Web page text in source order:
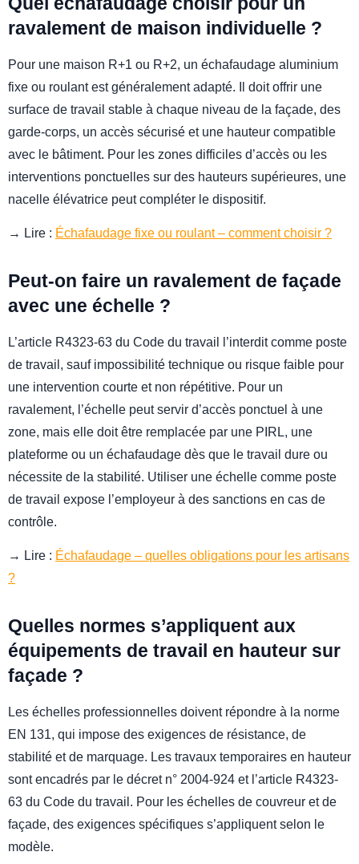
ravalement de maison individuelle ?
Pour une maison R+1 ou R+2, un échafaudage aluminium
fixe ou roulant est généralement adapté. Il doit offrir une
surface de travail stable à chaque niveau de la façade, des
garde-corps, un accès sécurisé et une hauteur compatible
avec le bâtiment. Pour les zones difficiles d’accès ou les
interventions ponctuelles sur des hauteurs supérieures, une
nacelle élévatrice peut compléter le dispositif.
→ Lire : Échafaudage fixe ou roulant – comment choisir ?
Peut-on faire un ravalement de façade
avec une échelle ?
L’article R4323-63 du Code du travail l’interdit comme poste
de travail, sauf impossibilité technique ou risque faible pour
une intervention courte et non répétitive. Pour un
ravalement, l’échelle peut servir d’accès ponctuel à une
zone, mais elle doit être remplacée par une PIRL, une
plateforme ou un échafaudage dès que le travail dure ou
nécessite de la stabilité. Utiliser une échelle comme poste
de travail expose l’employeur à des sanctions en cas de
contrôle.
→ Lire : Échafaudage – quelles obligations pour les artisans
?
Quelles normes s’appliquent aux
équipements de travail en hauteur sur
façade ?
Les échelles professionnelles doivent répondre à la norme
EN 131, qui impose des exigences de résistance, de
stabilité et de marquage. Les travaux temporaires en hauteur
sont encadrés par le décret n° 2004-924 et l’article R4323-
63 du Code du travail. Pour les échelles de couvreur et de
façade, des exigences spécifiques s’appliquent selon le
modèle.